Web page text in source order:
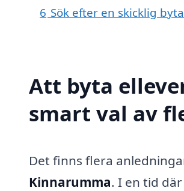
6 Sök efter en skicklig
Att byta
smart val av
Det finns flera
Kinnarumma. I en tid